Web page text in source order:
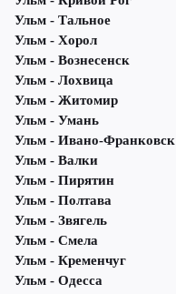
Ульм - Тальное
Ульм - Хорол
Ульм - Вознесенск
Ульм - Лохвица
Ульм - Житомир
Ульм - Умань
Ульм - Ивано-Франковск
Ульм - Валки
Ульм - Пирятин
Ульм - Полтава
Ульм - Звягель
Ульм - Смела
Ульм - Кременчуг
Ульм - Одесса